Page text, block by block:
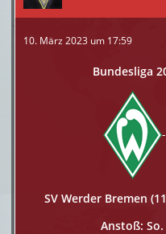
10. März 2023 um 17:59
Bundesliga
-
SV Werder Bremen
Anstoß: So.